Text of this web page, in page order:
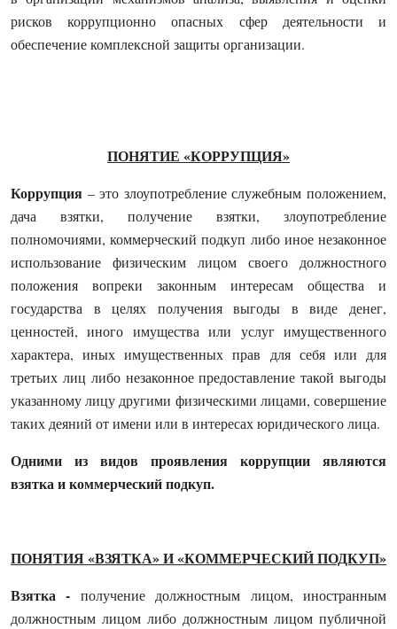
рисков коррупционно опасных сфер деятельности и
обеспечение комплексной защиты организации.
ПОНЯТИЕ «КОРРУПЦИЯ»
Коррупция – это злоупотребление служебным положением,
дача взятки, получение взятки, злоупотребление
полномочиями, коммерческий подкуп либо иное незаконное
использование физическим лицом своего должностного
положения вопреки законным интересам общества и
государства в целях получения выгоды в виде денег,
ценностей, иного имущества или услуг имущественного
характера, иных имущественных прав для себя или для
третьих лиц либо незаконное предоставление такой выгоды
указанному лицу другими физическими лицами, совершение
таких деяний от имени или в интересах юридического лица.
Одними из видов проявления коррупции являются
взятка и коммерческий подкуп.
ПОНЯТИЯ «ВЗЯТКА» И «КОММЕРЧЕСКИЙ ПОДКУП»
Взятка - получение должностным лицом, иностранным
должностным лицом либо должностным лицом публичной